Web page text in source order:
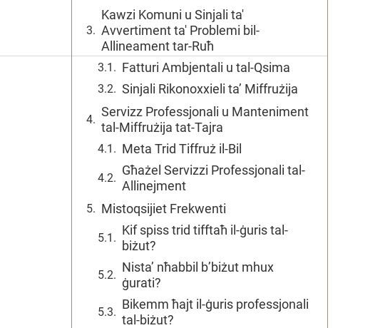
Kawzi Komuni u Sinjali ta'
Avvertiment ta' Problemi bil-
Allineament tar-Ruħ
Fatturi Ambjentali u tal-Qsima
Sinjali Rikonoxxieli ta’ Miffrużija
Servizz Professjonali u Manteniment
tal-Miffrużija tat-Tajra
Meta Trid Tiffruż il-Bil
Għażel Servizzi Professjonali tal-
Allinejment
Mistoqsijiet Frekwenti
Kif spiss trid tifftaħ il-ġuris tal-
biżut?
Nista’ nħabbil b’biżut mhux
ġurati?
Bikemm ħajt il-ġuris professjonali
tal-biżut?